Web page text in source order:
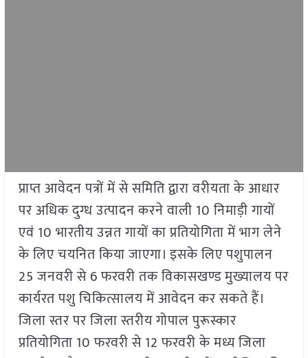
प्राप्त आवेदन पत्रों में से समिति द्वारा वरीयता के आधार
पर अधिक दुग्ध उत्पादन करने वाली 10 निमाड़ी गायों
एवं 10 भारतीय उन्नत गायों का प्रतियोगिता में भाग लेने
के लिए चयनित किया जाएगा। इसके लिए पशुपालन
25 जनवरी से 6 फरवरी तक विकासखण्ड मुख्यालय पर
कार्यरत पशु चिकित्सालय में आवेदन कर सकते हैं।
जिला स्तर पर जिला स्तरीय गोपाल पुरूस्कार
प्रतियोगिता 10 फरवरी से 12 फरवरी के मध्य जिला